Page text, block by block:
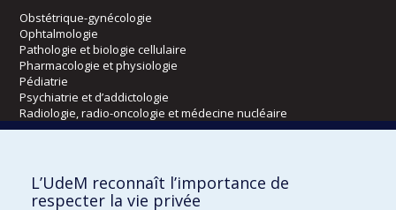
Obstétrique-gynécologie
Ophtalmologie
Pathologie et biologie cellulaire
Pharmacologie et physiologie
Pédiatrie
Psychiatrie et d’addictologie
Radiologie, radio-oncologie et médecine nucléaire
Écoles
Kinésiologie et des sciences de l’activité physique
L’UdeM reconnaît l’importance de
respecter la vie privée